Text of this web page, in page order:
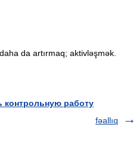
da artırmaq; aktivləşmək.
работу
fəallıq